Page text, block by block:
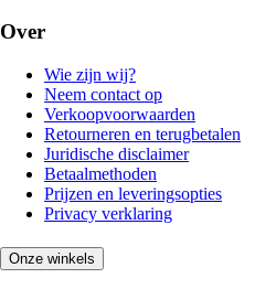
Over
Wie zijn wij?
Neem contact op
Verkoopvoorwaarden
Retourneren en terugbetalen
Juridische disclaimer
Betaalmethoden
Prijzen en leveringsopties
Privacy verklaring
Onze winkels